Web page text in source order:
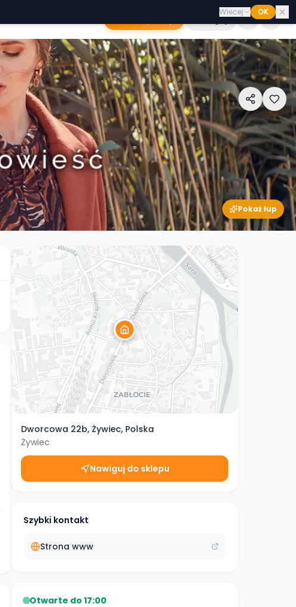
Zaloguj
Pokaż łup
Dworcowa 22b, Żywiec, Polska
Żywiec
Nawiguj do sklepu
Szybki kontakt
Strona www
Otwarte do 17:00
Wiecej OK